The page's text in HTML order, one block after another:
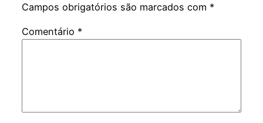
Campos obrigatórios são marcados com *
Comentário *